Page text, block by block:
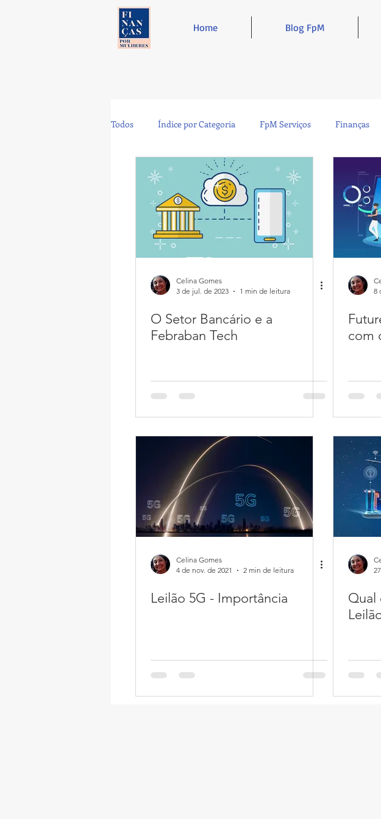
Home Blog FpM
Todos Índice por Categoria FpM Serviços Finanças
Tecnologia Controladoria Sustentabilidade
Café e Amigos Top 12
Celina Gomes
3 de jul. de 2023
1 min de leitura
O Setor Bancário e a
Febraban Tech
8
com
Celina Gomes
4 de nov. de 2021
2 min de leitura
Leilão 5G - Importância
Qual